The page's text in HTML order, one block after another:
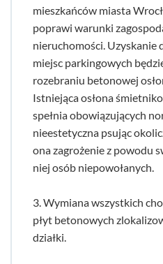
mieszkańców miasta
poprawi warunki
nieruchomości. Uzyskanie
miejsc parkingowych
rozebraniu betonowej
Istniejąca osłona
spełnia obowiązujących
nieestetyczna psując
ona zagrożenie z powodu
niej osób niepowołanych.
3. Wymiana wszystkich
płyt betonowych
działki.